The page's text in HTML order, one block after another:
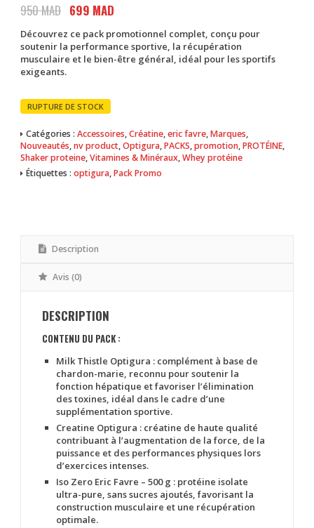
950MAD Le
initial
était :
950 MAD.
699 MAD
actuel
est :
Découvrez ce pack promotionnel complet, conçu pour
soutenir la performance sportive, la récupération
musculaire et le bien-être général, idéal pour les sportifs
exigeants.
RUPTURE DE STOCK
Catégories :Accessoires,Créatine,eric favre,Marques,
Nouveautés,nv product,Optigura,PACKS,promotion,PROTÉINE,
Shaker proteine,Vitamines & Minéraux,Whey protéine
Étiquettes :optigura,Pack Promo
Description
Avis (0)
DESCRIPTION
CONTENU DU PACK :
Milk Thistle Optigura : complément à base de
chardon-marie, reconnu pour soutenir la
fonction hépatique et favoriser l’élimination
des toxines, idéal dans le cadre d’une
supplémentation sportive.
Creatine Optigura : créatine de haute qualité
contribuant à l’augmentation de la force, de la
puissance et des performances physiques lors
d’exercices intenses.
Iso Zero Eric Favre – 500 g : protéine isolate
ultra-pure, sans sucres ajoutés, favorisant la
construction musculaire et une récupération
optimale.